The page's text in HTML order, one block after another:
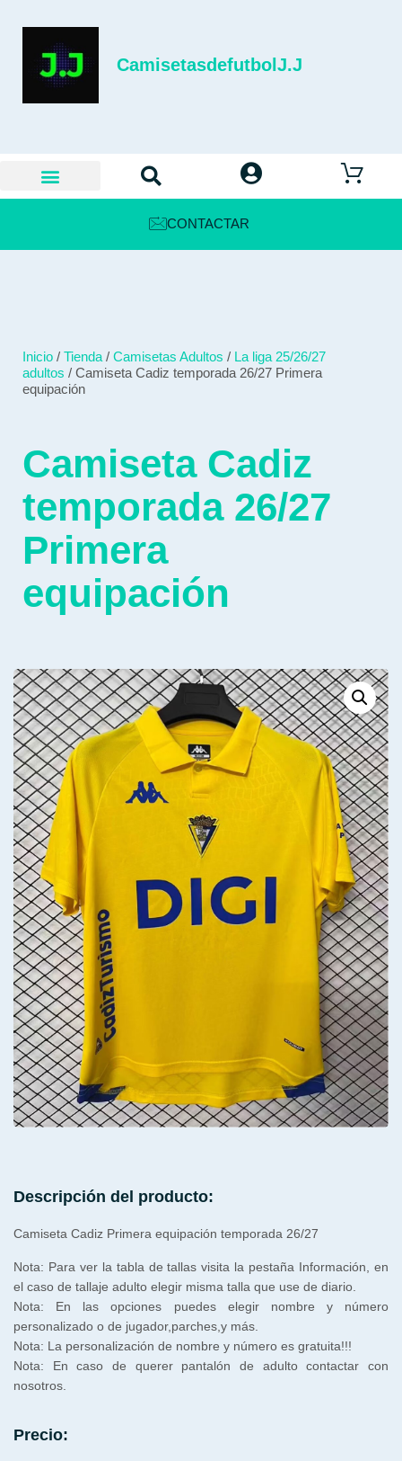
CamisetasdefutbolJ.J
CONTACTAR
Inicio / Tienda / Camisetas Adultos / La liga 25/26/27
adultos / Camiseta Cadiz temporada 26/27 Primera
equipación
Camiseta Cadiz
temporada 26/27
Primera
equipación
Descripción del producto:
Camiseta Cadiz Primera equipación temporada 26/27
Nota: Para ver la tabla de tallas visita la pestaña Información, en
el caso de tallaje adulto elegir misma talla que use de diario.
Nota: En las opciones puedes elegir nombre y número
personalizado o de jugador,parches,y más.
Nota: La personalización de nombre y número es gratuita!!!
Nota: En caso de querer pantalón de adulto contactar con
nosotros.
Precio: